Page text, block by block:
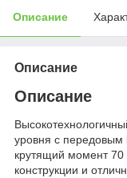
Описание
Описание
Описание
уровня с передовым
крутящий момент
конструкции и